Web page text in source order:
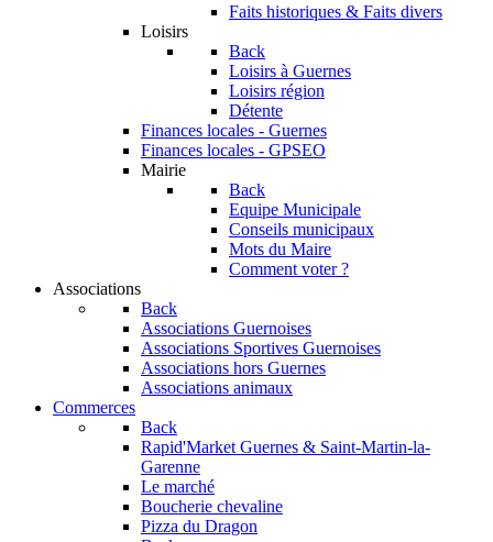
Faits historiques & Faits divers
Loisirs
Back
Loisirs à Guernes
Loisirs région
Détente
Finances locales - Guernes
Finances locales - GPSEO
Mairie
Back
Equipe Municipale
Conseils municipaux
Mots du Maire
Comment voter ?
Associations
Back
Associations Guernoises
Associations Sportives Guernoises
Associations hors Guernes
Associations animaux
Commerces
Back
Rapid'Market Guernes & Saint-Martin-la-
Garenne
Le marché
Boucherie chevaline
Pizza du Dragon